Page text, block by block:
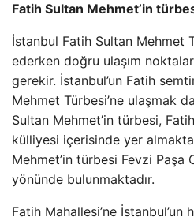
Fatih Sultan Mehmet’in
İstanbul Fatih Sultan Mehmet
ederken doğru ulaşım
gerekir. İstanbul’un Fatih
Mehmet Türbesi’ne ulaşmak
Sultan Mehmet’in türbesi,
külliyesi içerisinde yer
Mehmet’in türbesi Fevzi Paşa
yönünde bulunmaktadır.
Fatih Mahallesi’ne